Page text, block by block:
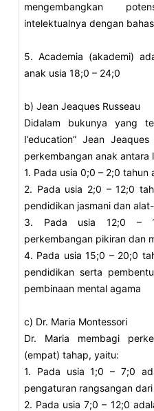
mengembangkan
intelektualnya dengan
5. Academia (akademi)
anak usia 18;0 – 24;0
b) Jean Jeaques Russeau
Didalam bukunya yang
I’education” Jean
perkembangan anak antara
1. Pada usia 0;0 – 2;0 tahun
2. Pada usia 2;0 – 12;0
pendidikan jasmani dan
3. Pada usia 12;0 –
perkembangan pikiran dan
4. Pada usia 15;0 – 20;0
pendidikan serta
pembinaan mental agama
c) Dr. Maria Montessori
Dr. Maria membagi
(empat) tahap, yaitu:
1. Pada usia 1;0 – 7;0
pengaturan rangsangan
2. Pada usia 7;0 – 12;0